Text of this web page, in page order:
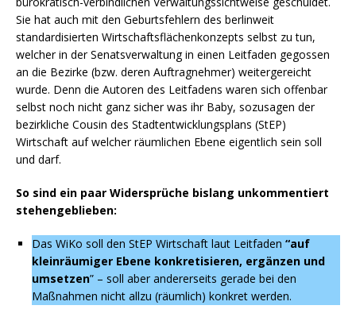
Sie hat auch mit den Geburtsfehlern des berlinweit
standardisierten Wirtschaftsflächenkonzepts selbst zu tun,
welcher in der Senatsverwaltung in einen Leitfaden gegossen
an die Bezirke (bzw. deren Auftragnehmer) weitergereicht
wurde. Denn die Autoren des Leitfadens waren sich offenbar
selbst noch nicht ganz sicher was ihr Baby, sozusagen der
bezirkliche Cousin des Stadtentwicklungsplans (StEP)
Wirtschaft auf welcher räumlichen Ebene eigentlich sein soll
und darf.
So sind ein paar Widersprüche bislang unkommentiert
stehengeblieben:
Das WiKo soll den StEP Wirtschaft laut Leitfaden “auf
kleinräumiger Ebene konkretisieren, ergänzen und
umsetzen” – soll aber andererseits gerade bei den
Maßnahmen nicht allzu (räumlich) konkret werden.